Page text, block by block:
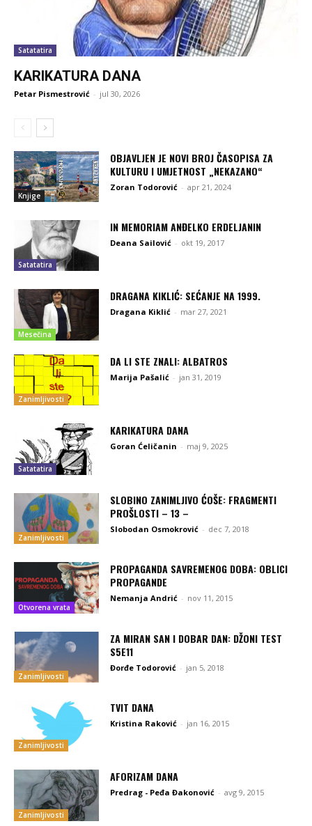
Satatatira
KARIKATURA DANA
Petar Pismestrović - jul 30, 2026
Knjige
OBJAVLJEN JE NOVI BROJ ČASOPISA ZA
KULTURU I UMJETNOST „NEKAZANO“
Zoran Todorović - apr 21, 2024
Satatatira
IN MEMORIAM ANĐELKO ERDELJANIN
Deana Sailović - okt 19, 2017
Mesečina
DRAGANA KIKLIĆ: SEĆANJE NA 1999.
Dragana Kiklić - mar 27, 2021
Zanimljivosti
DA LI STE ZNALI: ALBATROS
Marija Pašalić - jan 31, 2019
Satatatira
KARIKATURA DANA
Goran Ćeličanin - maj 9, 2025
Zanimljivosti
SLOBINO ZANIMLJIVO ĆOŠE: FRAGMENTI
PROŠLOSTI – 13 –
Slobodan Osmokrović - dec 7, 2018
Otvorena vrata
PROPAGANDA SAVREMENOG DOBA: OBLICI
PROPAGANDE
Nemanja Andrić - nov 11, 2015
Zanimljivosti
ZA MIRAN SAN I DOBAR DAN: DŽONI TEST
S5E11
Đorđe Todorović - jan 5, 2018
Zanimljivosti
TVIT DANA
Kristina Raković - jan 16, 2015
Zanimljivosti
AFORIZAM DANA
Predrag - Peđa Đakonović - avg 9, 2015